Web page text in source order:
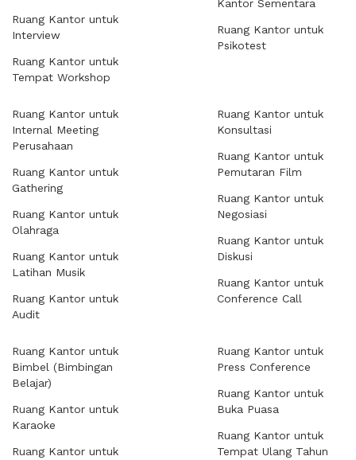
Ruang Kantor untuk
Interview
Ruang Kantor untuk
Tempat Workshop
Kantor Sementara
Ruang Kantor untuk
Psikotest
Ruang Kantor untuk
Internal Meeting
Perusahaan
Ruang Kantor untuk
Gathering
Ruang Kantor untuk
Olahraga
Ruang Kantor untuk
Latihan Musik
Ruang Kantor untuk
Audit
Ruang Kantor untuk
Konsultasi
Ruang Kantor untuk
Pemutaran Film
Ruang Kantor untuk
Negosiasi
Ruang Kantor untuk
Diskusi
Ruang Kantor untuk
Conference Call
Ruang Kantor untuk
Bimbel (Bimbingan
Belajar)
Ruang Kantor untuk
Karaoke
Ruang Kantor untuk
Ruang Kantor untuk
Press Conference
Ruang Kantor untuk
Buka Puasa
Ruang Kantor untuk
Tempat Ulang Tahun